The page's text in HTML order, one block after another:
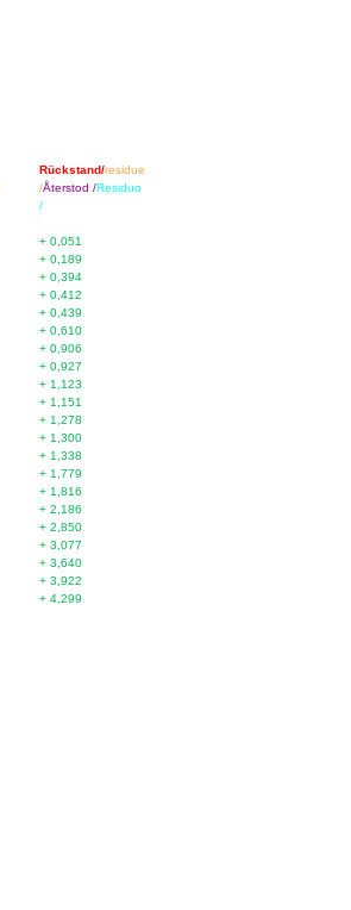
Rückstand/residue
/Återstod /Residuo
/
+ 0,051
+ 0,189
+ 0,394
+ 0,412
+ 0,439
+ 0,610
+ 0,906
+ 0,927
+ 1,123
+ 1,151
+ 1,278
+ 1,300
+ 1,338
+ 1,779
+ 1,816
+ 2,186
+ 2,850
+ 3,077
+ 3,640
+ 3,922
+ 4,299